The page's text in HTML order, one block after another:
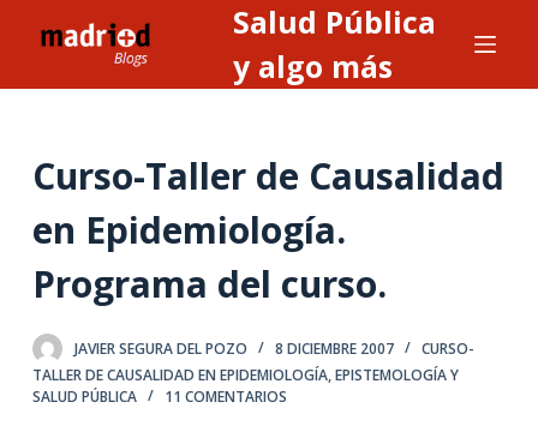
l
n
e
Salud Pública
y algo más
Curso-Taller de Causalidad
en Epidemiología.
Programa del curso.
JAVIER SEGURA DEL POZO 8 DICIEMBRE 2007
CURSO-
TALLER DE CAUSALIDAD EN EPIDEMIOLOGÍA,EPISTEMOLOGÍA Y
SALUD PÚBLICA
11 COMENTARIOS